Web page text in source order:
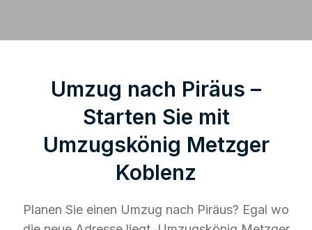
Umzug nach Piräus –
Starten Sie mit
Umzugskönig Metzger
Koblenz
Planen Sie einen Umzug nach Piräus? Egal wo